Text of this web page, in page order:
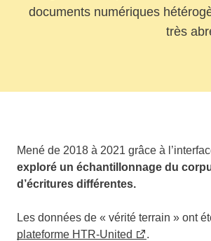
documents numériques
très
Mené de 2018 à 2021 grâce à
exploré un échantillonnage du
d’écritures différentes.
Les données de « vérité terrain » ont
plateforme HTR-United
.